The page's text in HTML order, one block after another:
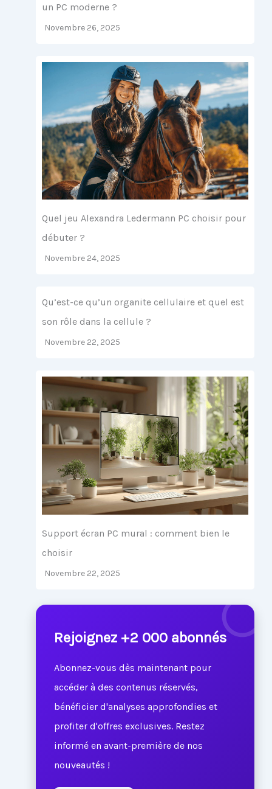
un PC moderne ?
Novembre 26, 2025
Quel jeu Alexandra Ledermann PC choisir pour
débuter ?
Novembre 24, 2025
Qu’est-ce qu’un organite cellulaire et quel est
son rôle dans la cellule ?
Novembre 22, 2025
Support écran PC mural : comment bien le
choisir
Novembre 22, 2025
Rejoignez +2 000 abonnés
Abonnez-vous dès maintenant pour
accéder à des contenus réservés,
bénéficier d'analyses approfondies et
profiter d'offres exclusives. Restez
informé en avant-première de nos
nouveautés !